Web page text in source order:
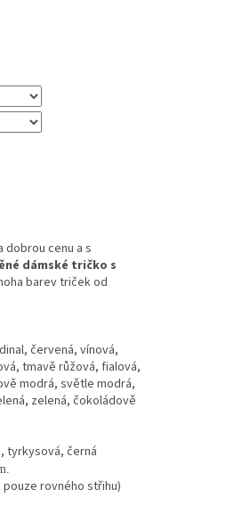
dobrou cenu a s
dámské tričko s
barev triček od
červená, vínová,
tmavě růžová, fialová,
modrá, světle modrá,
zelená, čokoládově
tyrkysová, černá
rovného střihu)